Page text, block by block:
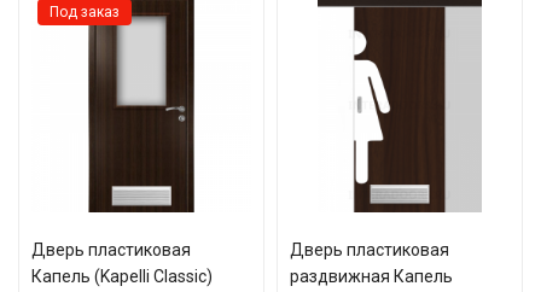
Под заказ
Дверь пластиковая
Капель (Kapelli Classic)
Дверь пластиковая
раздвижная Капель